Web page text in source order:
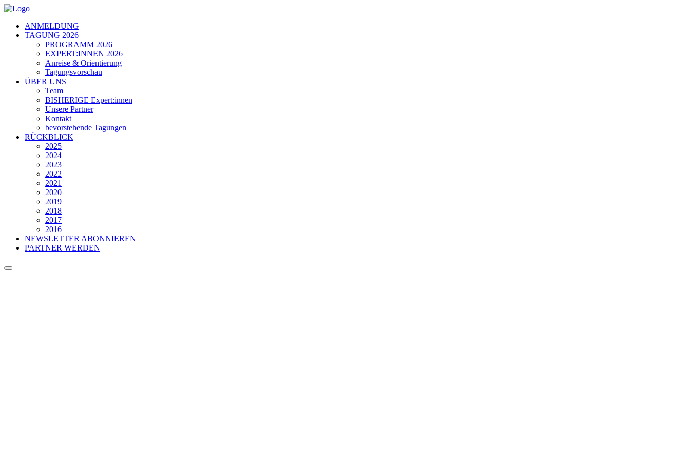
ANMELDUNG
TAGUNG 2026
PROGRAMM 2026
EXPERT:INNEN 2026
Anreise & Orientierung
Tagungsvorschau
ÜBER UNS
Team
BISHERIGE Expert:innen
Unsere Partner
Kontakt
bevorstehende Tagungen
RÜCKBLICK
2025
2024
2023
2022
2021
2020
2019
2018
2017
2016
NEWSLETTER ABONNIEREN
PARTNER WERDEN